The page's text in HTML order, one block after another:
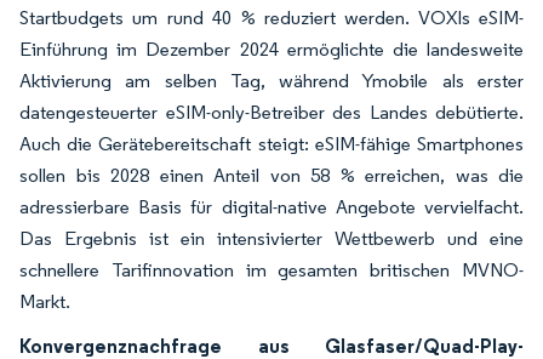
Startbudgets um rund 40 % reduziert werden. VOXIs eSIM-
Einführung im Dezember 2024 ermöglichte die landesweite
Aktivierung am selben Tag, während Ymobile als erster
datengesteuerter eSIM-only-Betreiber des Landes debütierte.
Auch die Gerätebereitschaft steigt: eSIM-fähige Smartphones
sollen bis 2028 einen Anteil von 58 % erreichen, was die
adressierbare Basis für digital-native Angebote vervielfacht.
Das Ergebnis ist ein intensivierter Wettbewerb und eine
schnellere Tarifinnovation im gesamten britischen MVNO-
Markt.
Konvergenznachfrage aus Glasfaser/Quad-Play-